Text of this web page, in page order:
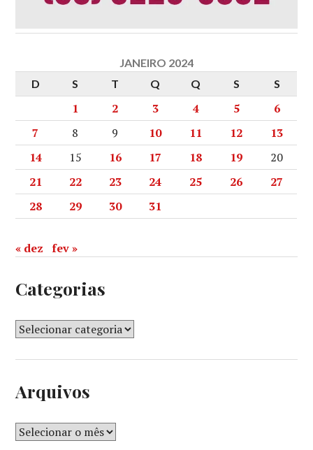
JANEIRO 2024
D
S T Q Q S S
1 2 3 4 5
6
7
8 9 10 11 12
13
14
15 16 17 18 19
20
21
22 23 24 25 26
27
28
29 30 31
« dez fev »
Categorias
Arquivos